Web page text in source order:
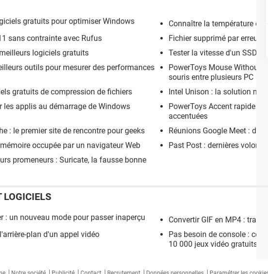
gratuits pour optimiser Windows
Connaître la température
sans contrainte avec Rufus
Fichier supprimé par erreur :
logiciels gratuits
Tester la vitesse d'un SSD
outils pour mesurer des performances
PowerToys Mouse Without
souris entre plusieurs PC
gratuits de compression de fichiers
Intel Unison : la solution
les applis au démarrage de Windows
PowerToys Accent rapide :
accentuées
: le premier site de rencontre pour geeks
Réunions Google Meet :
occupée par un navigateur Web
Past Post : dernières
promeneurs : Suricate, la fausse bonne
LOGICIELS
: un nouveau mode pour passer inaperçu
Convertir GIF en MP4 :
plan d'un appel vidéo
Pas besoin de console : ce
10 000 jeux vidéo gratuits